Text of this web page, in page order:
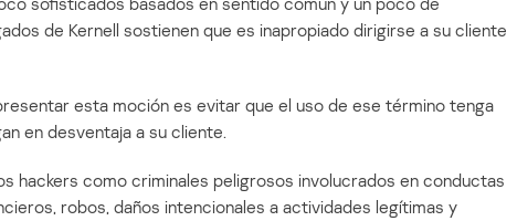
de Kernell sostienen que es inapropiado dirigirse a su cliente
esta moción es evitar que el uso de ese término tenga
en desventaja a su cliente.
hackers como criminales peligrosos involucrados en conductas
robos, daños intencionales a actividades legítimas y